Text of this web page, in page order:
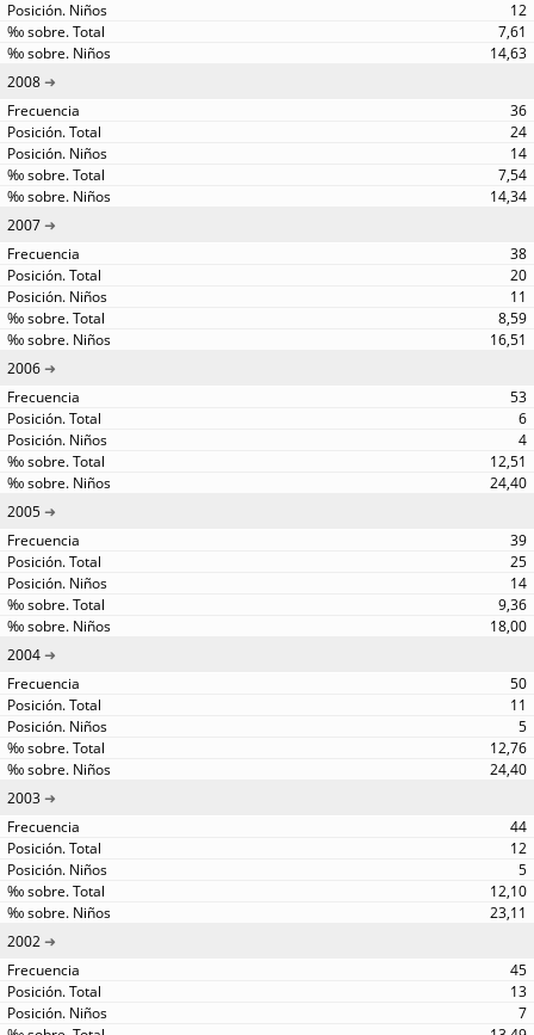
12
7,61
14,63
2008
36
24
14
7,54
14,34
2007
38
20
11
8,59
16,51
2006
53
6
4
12,51
24,40
2005
39
25
14
9,36
18,00
2004
50
11
5
12,76
24,40
2003
44
12
5
12,10
23,11
2002
45
13
7